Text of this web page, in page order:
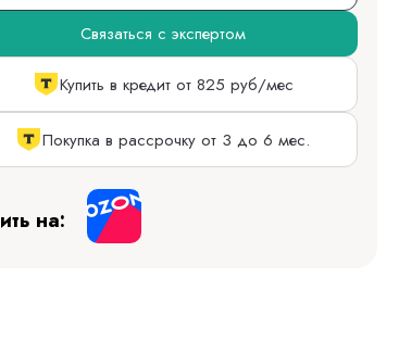
Связаться с экспертом
Купить в кредит от 825 руб/мес
Покупка в рассрочку от 3 до 6 мес.
на: